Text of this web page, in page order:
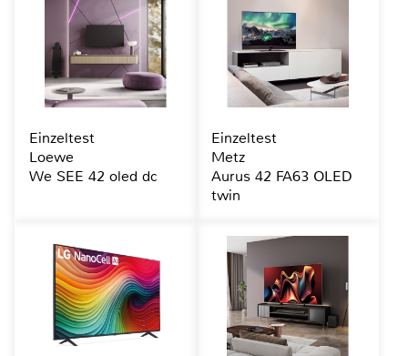
Einzeltest
Loewe
We SEE 42 oled dc
Einzeltest
Metz
Aurus 42 FA63 OLED
twin